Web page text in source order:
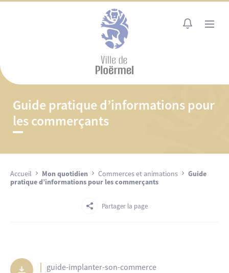
Guide pratique d’informations pour
les commerçants
Accueil Mon quotidien Commerces et animations
Guide
pratique d’informations pour les commerçants
Partager la page
guide-implanter-son-commerce